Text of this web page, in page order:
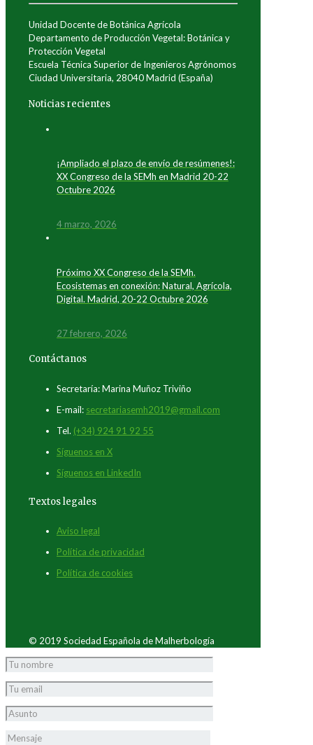
Unidad Docente de Botánica Agrícola
Departamento de Producción Vegetal: Botánica y
Protección Vegetal
Escuela Técnica Superior de Ingenieros Agrónomos
Ciudad Universitaria, 28040 Madrid (España)
Noticias recientes
¡Ampliado el plazo de envío de resúmenes!:
XX Congreso de la SEMh en Madrid 20-22
Octubre 2026
4 marzo, 2026
Próximo XX Congreso de la SEMh.
Ecosistemas en conexión: Natural, Agrícola,
Digital. Madrid, 20-22 Octubre 2026
27 febrero, 2026
Contáctanos
Secretaría: Marina Muñoz Triviño
E-mail: secretariasemh2019@gmail.com
Tel. (+34) 924 91 92 55
Síguenos en X
Síguenos en LinkedIn
Textos legales
Aviso legal
Política de privacidad
Política de cookies
© 2019 Sociedad Española de Malherbología